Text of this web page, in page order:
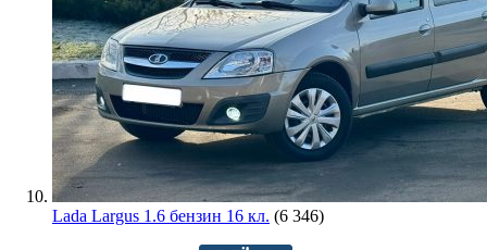
Lada Largus 1.6 бензин 16 кл. (6 346)